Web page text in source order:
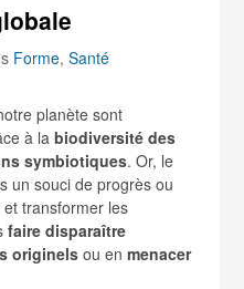
Forme,Santé
planète sont
à labiodiversité des
symbiotiques. Or, le
un souci de progrès ou
transformer les
faire disparaître
originels ou enmenacer